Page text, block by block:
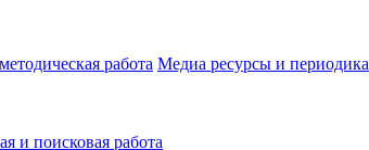
работа Медиа ресурсы и периодика
и поисковая работа